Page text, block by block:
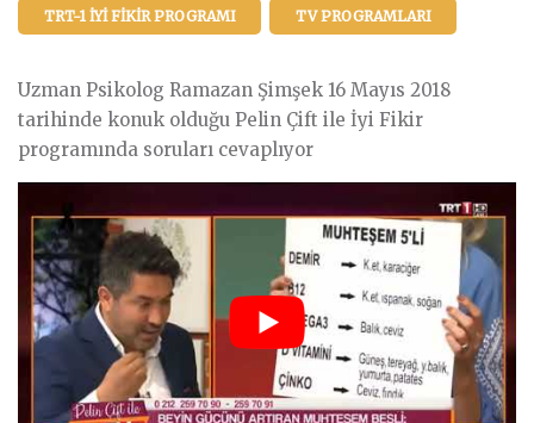
TRT-1 İYI FIKIR PROGRAMI TV PROGRAMLARI
Uzman Psikolog Ramazan Şimşek 16 Mayıs 2018
tarihinde konuk olduğu Pelin Çift ile İyi Fikir
programında soruları cevaplıyor